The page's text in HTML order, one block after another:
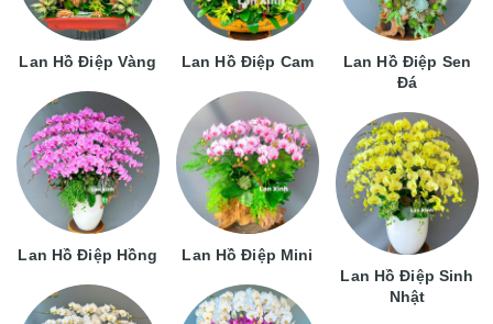
Lan Hồ Điệp Vàng
Lan Hồ Điệp Hồng
Lan Hồ Điệp Cam
Lan Hồ Điệp Mini
Lan Hồ Điệp Sen
Đá
Lan Hồ Điệp Sinh
Nhật